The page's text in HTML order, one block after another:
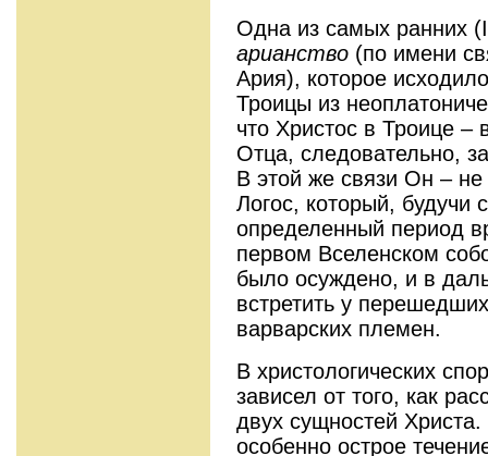
Одна из самых ранних
арианство (по имени
Ария), которое
Троицы из
что Христос в Троице –
Отца, следовательно,
В этой же связи Он –
Логос, который, будучи
определенный период
первом Вселенском
было осуждено, и в
встретить у
варварских племен.
В христологических
зависел от того, как
двух сущностей
особенно острое